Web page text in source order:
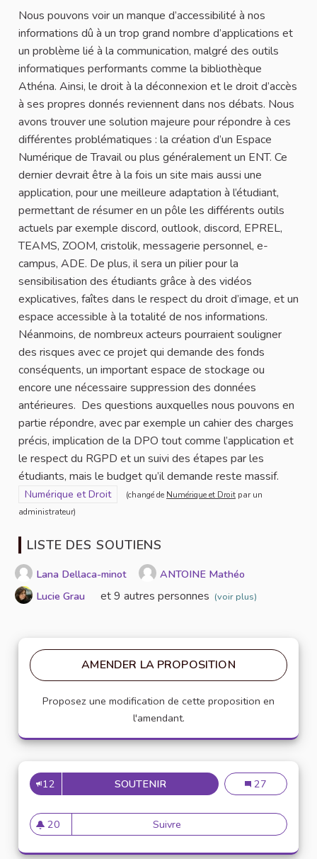
Nous pouvons voir un manque d’accessibilité à nos
informations dû à un trop grand nombre d’applications et
un problème lié à la communication, malgré des outils
informatiques performants comme la bibliothèque
Athéna. Ainsi, le droit à la déconnexion et le droit d’accès
à ses propres donnés reviennent dans nos débats. Nous
avons trouver une solution majeure pour répondre à ces
différentes problématiques : la création d’un Espace
Numérique de Travail ou plus généralement un ENT. Ce
dernier devrait être à la fois un site mais aussi une
application, pour une meilleure adaptation à l’étudiant,
permettant de résumer en un pôle les différents outils
actuels par exemple discord, outlook, discord, EPREL,
TEAMS, ZOOM, cristolik, messagerie personnel, e-
campus, ADE. De plus, il sera un pilier pour la
sensibilisation des étudiants grâce à des vidéos
explicatives, faîtes dans le respect du droit d’image, et un
espace accessible à la totalité de nos informations.
Néanmoins, de nombreux acteurs pourraient souligner
des risques avec ce projet qui demande des fonds
conséquents, un important espace de stockage ou
encore une nécessaire suppression des données
antérieures. Des questions auxquelles nous pouvons en
partie répondre, avec par exemple un cahier des charges
précis, implication de la DPO tout comme l’application et
le respect du RGPD et un suivi des étapes par les
étudiants, mais le budget qu’il demande reste massif.
Filtrer les résultats pour le secteur : Numérique et Droit
Numérique et Droit (changé de Numérique et Droit par un
administrateur)
LISTE DES SOUTIENS
Lana Dellaca-minot
ANTOINE Mathéo
Lucie Grau
et 9 autres personnes (voir plus)
AMENDER LA PROPOSITION
Proposez une modification de cette proposition en
l'amendant.
12 SOUTENIR LA CRÉATION D’UNLa création
27
20
20 abonnés
Suivre La création d’un Espace